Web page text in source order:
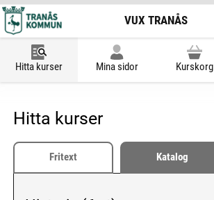
VUX TRANÅS
Hitta kurser Mina sidor Kurskorg
Hitta kurser
Fritext Katalog